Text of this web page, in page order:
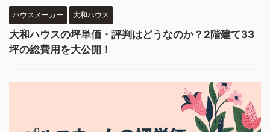
ハウスメーカー 大和ハウス
大和ハウスの坪単価・評判はどうなのか？2階建て33
坪の総費用を大公開！